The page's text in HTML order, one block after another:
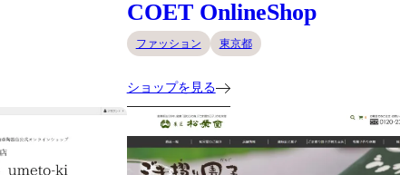
COET OnlineShop
ファッション 東京都
ショップを見る